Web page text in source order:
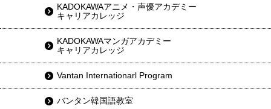
KADOKAWAアニメ・声優アカデミー
キャリアカレッジ
KADOKAWAマンガアカデミー
キャリアカレッジ
Vantan Internationarl Program
バンタン韓国語教室